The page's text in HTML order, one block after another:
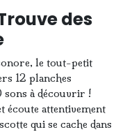
des
le tout-petit
12 planches
sons à découvrir !
écoute attentivement
qui se cache dans